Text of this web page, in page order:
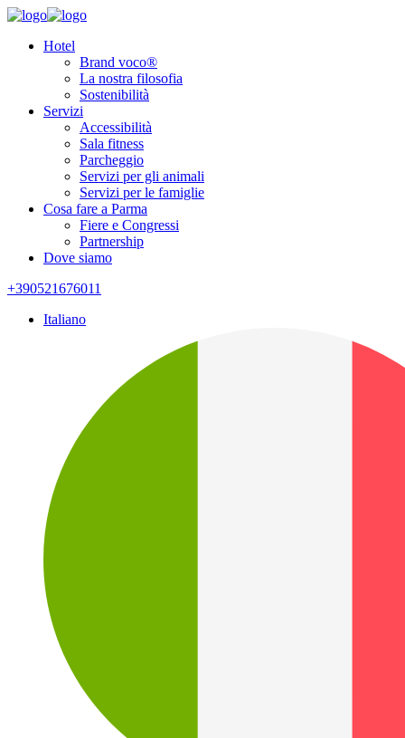
Hotel
Brand voco®
La nostra filosofia
Sostenibilità
Servizi
Accessibilità
Sala fitness
Parcheggio
Servizi per gli animali
Servizi per le famiglie
Cosa fare a Parma
Fiere e Congressi
Partnership
Dove siamo
+390521676011
Italiano